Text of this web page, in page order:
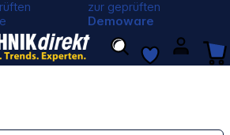
zur geprüften
Demoware